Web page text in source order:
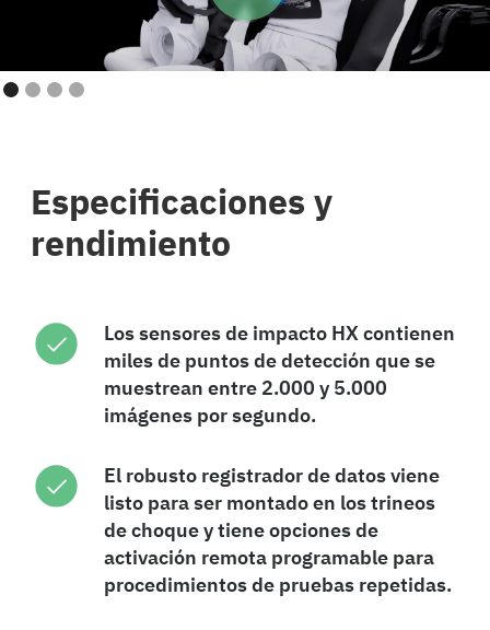
Especificaciones y
rendimiento
Los sensores de impacto HX contienen
miles de puntos de detección que se
muestrean entre 2.000 y 5.000
imágenes por segundo.
El robusto registrador de datos viene
listo para ser montado en los trineos
de choque y tiene opciones de
activación remota programable para
procedimientos de pruebas repetidas.